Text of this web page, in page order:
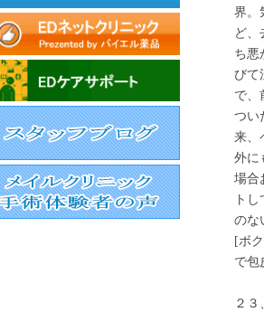
界。
ど、
ち悪
びて
で、
つい
来、
外に
場合
ト
のな
[ボ
で包
２３